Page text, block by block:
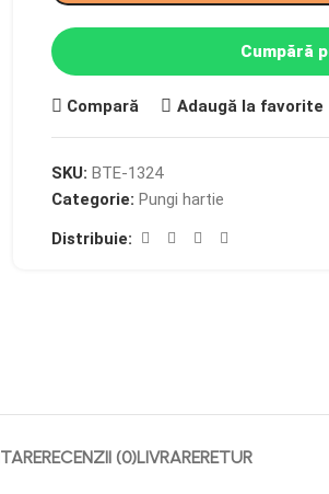
Cumpără
Compară Adaugă la favorite
SKU: BTE-1324
Categorie: Pungi hartie
Distribuie:
RECENZII (0)LIVRARERETUR